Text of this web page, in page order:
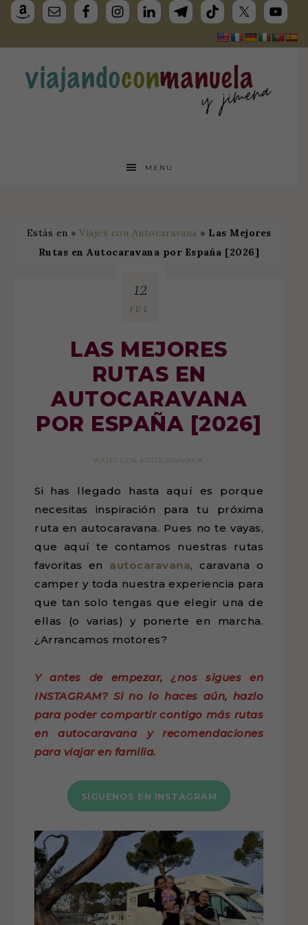
MENU
Estás en » Viajes con Autocaravana » Las Mejores
Rutas en Autocaravana por España [2026]
LAS MEJORES
RUTAS EN
AUTOCARAVANA
POR ESPAÑA [2026]
VIAJES CON AUTOCARAVANA
12
JUL
Si has llegado hasta aquí es porque
necesitas inspiración para tu próxima
ruta en autocaravana. Pues no te vayas,
que aquí te contamos nuestras rutas
favoritas en autocaravana, caravana o
camper y toda nuestra experiencia para
que tan solo tengas que elegir una de
ellas (o varias) y ponerte en marcha.
¿Arrancamos motores?
Y antes de empezar, ¿nos sigues en
INSTAGRAM? Si no lo haces aún, hazlo
para poder compartir contigo más rutas
en autocaravana y recomendaciones
para viajar en familia.
SÍGUENOS EN INSTAGRAM